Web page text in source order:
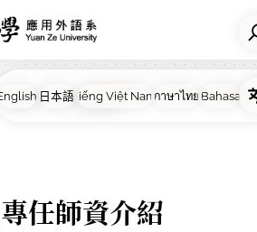
NEWS 系所成員
任師資介紹